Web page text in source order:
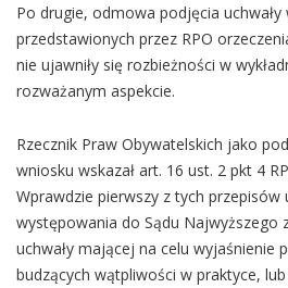
Po drugie, odmowa podjęcia
przedstawionych przez RPO
nie ujawniły się rozbieżności w
rozważanym aspekcie.
Rzecznik Praw Obywatelskich jako
wniosku wskazał art. 16 ust. 2 pkt 4
Wprawdzie pierwszy z tych przepisów
występowania do Sądu Najwyższego
uchwały mającej na celu wyjaśnienie
budzących wątpliwości w praktyce,